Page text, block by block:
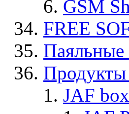
GSM
FREE
Паяльные
JAF box